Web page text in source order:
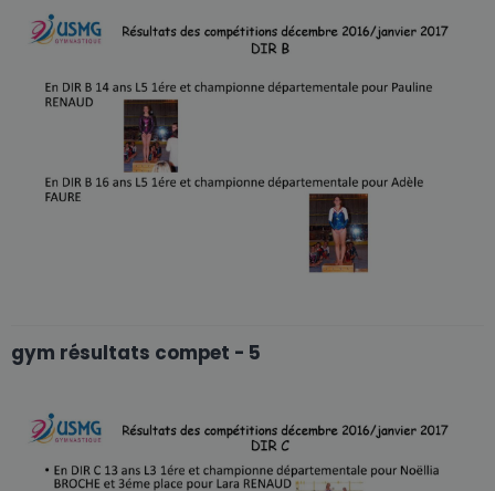
gym résultats compet - 5